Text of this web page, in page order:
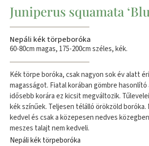
Juniperus squamata
Nepáli kék törpeboróka
60-80cm magas, 175-200cm széles, kék.
Kék törpe boróka, csak nagyon sok év alatt
magasságot. Fiatal korában gömbre hasonlító
idősebb korára ez kicsit megváltozik.
kék színűek. Teljesen télálló örökzöld
kedvel és csak a közepesen nedves
meszes talajt nem kedveli.
Nepáli kék törpeboróka